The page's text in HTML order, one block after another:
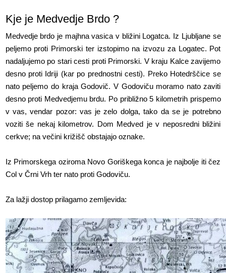
Kje je Medvedje Brdo ?
Medvedje brdo je majhna vasica v bližini Logatca. Iz Ljubljane se
peljemo proti Primorski ter izstopimo na izvozu za Logatec. Pot
nadaljujemo po stari cesti proti Primorski. V kraju Kalce zavijemo
desno proti Idriji (kar po prednostni cesti). Preko Hotedrščice se
nato peljemo do kraja Godovič. V Godoviču moramo nato zaviti
desno proti Medvedjemu brdu. Po približno 5 kilometrih prispemo
v vas, vendar pozor: vas je zelo dolga, tako da se je potrebno
voziti še nekaj kilometrov. Dom Medved je v neposredni bližini
cerkve; na večini križišč obstajajo oznake.
Iz Primorskega oziroma Novo Goriškega konca je najbolje iti čez
Col v Črni Vrh ter nato proti Godoviču.
Za lažji dostop prilagamo zemljevida: